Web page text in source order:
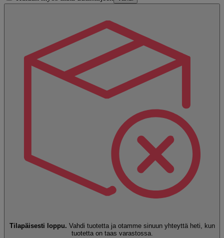
Tilapäisesti loppu. Vahdi tuotetta ja otamme sinuun yhteyttä heti, kun
tuotetta on taas varastossa.